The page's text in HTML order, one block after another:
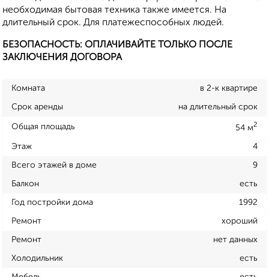
необходимая бытовая техника также имеется. На
длительный срок. Для платежеспособных людей.
БЕЗОПАСНОСТЬ: ОПЛАЧИВАЙТЕ ТОЛЬКО ПОСЛЕ
ЗАКЛЮЧЕНИЯ ДОГОВОРА
Комната в 2-к квартире
Срок аренды на длительный срок
Общая площадь 54 м2
Этаж 4
Всего этажей в доме 9
Балкон есть
Год постройки дома 1992
Ремонт хороший
Ремонт нет данных
Холодильник есть